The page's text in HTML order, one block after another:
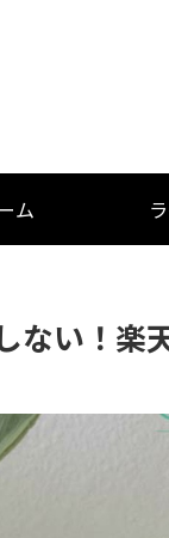
ム
ない！